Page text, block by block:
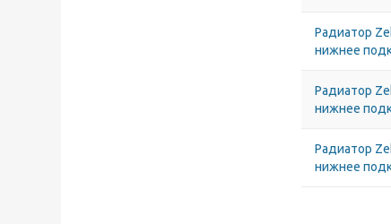
Радиатор
нижнее
Радиатор
нижнее
Радиатор
нижнее